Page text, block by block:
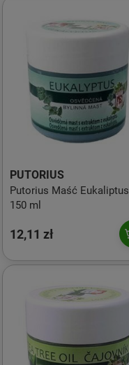
PUTORIUS
Putorius Maść Eukaliptus
150 ml
12,11 zł